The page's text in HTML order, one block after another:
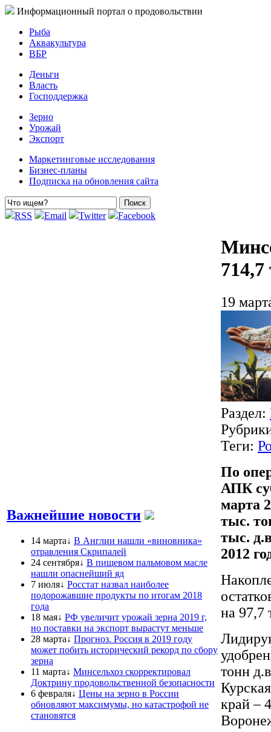
Информационный портал о продовольствии
Рыба
Аквакультура
ВБР
Деньги
Власть
Господдержка
Зерно
Урожай
Экспорт
Маркетинговые исследования
Бизнес-планы
Подписка на обновления сайта
RSS Email Twitter Facebook
Важнейшие новости
14 марта↓ В Англии нашли «виновника»
отравления Скрипалей
24 сентября↓ В пищевом пальмовом масле
нашли опаснейший яд
7 июля↓ Росстат назвал наиболее
подорожавшие продукты по итогам 2018
года
18 мая↓ РФ увеличит урожай зерна 2019 г,
но поставки на экспорт вырастут меньше
28 марта↓ Прогноз. Россия в 2019 году
может побить исторический рекорд по сбору
зерна
11 марта↓ Минсельхоз скорректировал
Доктрину продовольственной безопасности
6 февраля↓ Цены на зерно в России
обновляют максимумы, но катастрофой не
становятся
19
Раздел:
Теги:
По
АПК
марта
тыс.
тыс.
2012
на 97,7
тонн
край –